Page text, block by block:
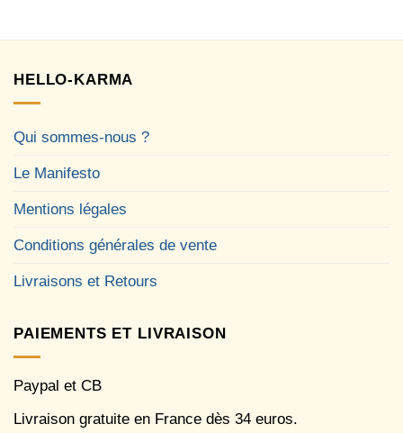
HELLO-KARMA
Qui sommes-nous ?
Le Manifesto
Mentions légales
Conditions générales de vente
Livraisons et Retours
PAIEMENTS ET LIVRAISON
Paypal et CB
Livraison gratuite en France dès 34 euros.